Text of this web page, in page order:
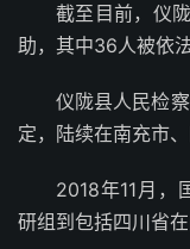
截至目前，仪
助，其中36人被依
仪陇县人民检
定，陆续在南充市
2018年11月，
研组到包括四川省